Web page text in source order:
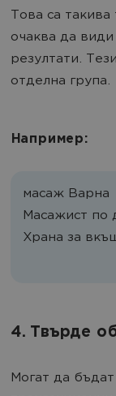
Това са
очаква да
резултати.
отделна група.
Например:
масаж Варна
Масажист по
Храна за
4. Твърде
Могат да